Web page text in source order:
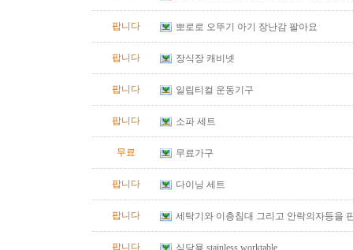
팝니다
뽀로로 오뚜기 아기 장난감 팔아요
팝니다 장식장 캐비넷
팝니다 일립티컬 운동기구
팝니다 소파 세트
무료 무료가구
팝니다 다이닝 세트
팝니다 세탁기와 이층침대 그리고 안락의자등을
팝니다 식당용 stainless worktable